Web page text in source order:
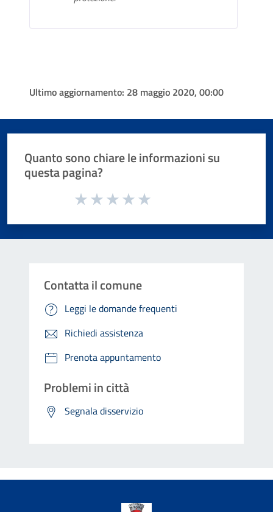
Ultimo aggiornamento: 28 maggio 2020, 00:00
Quanto sono chiare le informazioni su
questa pagina?
Valuta da 1 a 5 stelle la pagina
Contatta il comune
Leggi le domande frequenti
Richiedi assistenza
Prenota appuntamento
Problemi in città
Segnala disservizio